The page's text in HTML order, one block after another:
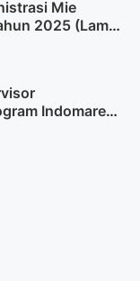
Mie
2025 (Lamar
Indomaret